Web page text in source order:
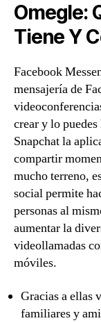
Omegle:
Tiene Y
Facebook
mensajería de
crear y lo
Snapchat la
compartir
mucho terreno,
social permite
personas al
aumentar la
videollamadas
móviles.
Gracias a ellas
familiares y